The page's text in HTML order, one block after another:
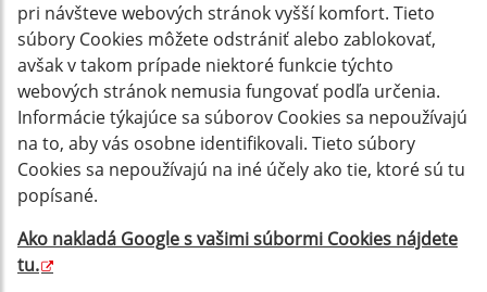
pri návšteve webových stránok vyšší komfort. Tieto
súbory Cookies môžete odstrániť alebo zablokovať,
avšak v takom prípade niektoré funkcie týchto
webových stránok nemusia fungovať podľa určenia.
Informácie týkajúce sa súborov Cookies sa nepoužívajú
na to, aby vás osobne identifikovali. Tieto súbory
Cookies sa nepoužívajú na iné účely ako tie, ktoré sú tu
popísané.
Ako nakladá Google s vašimi súbormi Cookies nájdete
tu.